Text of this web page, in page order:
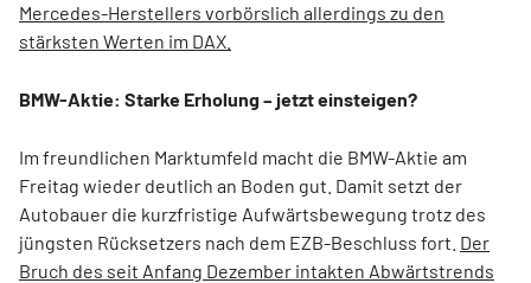
Mercedes-Herstellers vorbörslich allerdings zu den
stärksten Werten im DAX.
BMW-Aktie: Starke Erholung – jetzt einsteigen?
Im freundlichen Marktumfeld macht die BMW-Aktie am
Freitag wieder deutlich an Boden gut. Damit setzt der
Autobauer die kurzfristige Aufwärtsbewegung trotz des
jüngsten Rücksetzers nach dem EZB-Beschluss fort. Der
Bruch des seit Anfang Dezember intakten Abwärtstrends